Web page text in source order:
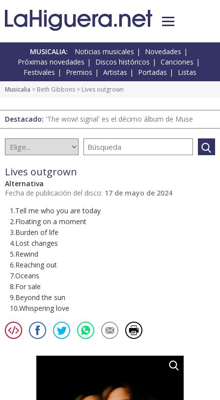
MUSICALIA: Noticias musicales
Novedades
Próximas novedades
Discos históricos
Canciones
Festivales
Premios Artistas Portadas Listas
Musicalia > Beth Gibbons > Lives outgrown
Destacado: 'The wow! signal' es el décimo álbum de Muse
Lives outgrown
Alternativa
Fecha de publicación del disco: 17 de mayo de 2024
1.Tell me who you are today
2.Floating on a moment
3.Burden of life
4.Lost changes
5.Rewind
6.Reaching out
7.Oceans
8.For sale
9.Beyond the sun
10.Whispering love